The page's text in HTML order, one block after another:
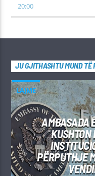
20:00
JU GJITHASHTU MUND TË
LAJME
AMBASADA
KUSHTON
PËRPUTHJE